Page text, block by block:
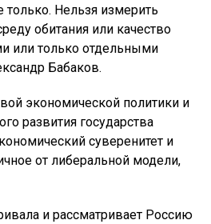
только. Нельзя измерить
обитания или качество
или только отдельными
Бабаков.
экономической политики и
развития государства
суверенитет и
от либеральной модели,
и рассматривает Россию